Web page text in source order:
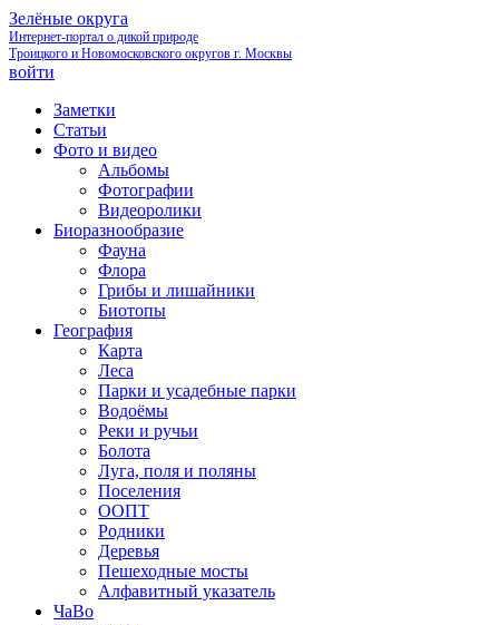
Зелёные округа
Интернет-портал о дикой природе
Троицкого и Новомосковского округов г. Москвы
войти
Заметки
Статьи
Фото и видео
Альбомы
Фотографии
Видеоролики
Биоразнообразие
Фауна
Флора
Грибы и лишайники
Биотопы
География
Карта
Леса
Парки и усадебные парки
Водоёмы
Реки и ручьи
Болота
Луга, поля и поляны
Поселения
ООПТ
Родники
Деревья
Пешеходные мосты
Алфавитный указатель
ЧаВо